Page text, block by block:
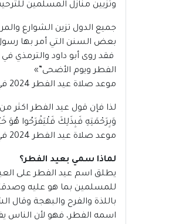
وتزيين منازل المسلمين
جميع الدول تزين الشوارع
بعض السنن التي أمر بها
فقد روى أبو داود والترمذي
الفطر ويوم الأضحى”»
موعد صلاة عيد الفطر 2024 في طولكرم | فلسطين
لذا فإن قول عيد الفطر اكثر
وَبِرَحْمَتِهِ فَبِذَلِكَ فَلْيَفْرَحُوا هُوَ
موعد صلاة عيد الفطر 2024 في طولكرم | فلسطين
لماذا سمي بعيد الفطر؟
يطلق اسم عيد الفطر على
للمسلمين بما هو عليه
باللذة والفرح والبهجة وقال
اسمه الفطر، فهو لأن الناس